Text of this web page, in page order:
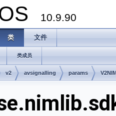
10.9.90
类 文件
类成员
v2 avsignalling params